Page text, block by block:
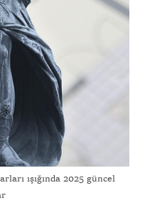
ışığında 2025 güncel